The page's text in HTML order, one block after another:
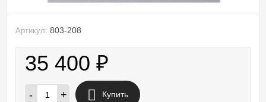
Артикул: 803-208
35 400 ₽
- + Купить